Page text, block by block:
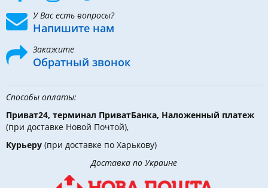
У Вас есть вопросы?
Напишите нам
Закажите
Обратный звонок
Способы оплаты:
Приват24, терминал ПриватБанка, Наложенный платеж
(при доставке Новой Почтой),
Курьеру (при доставке по Харькову)
Доставка по Украине